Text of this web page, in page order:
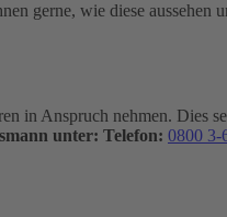
gerne, wie diese aussehen
in Anspruch nehmen. Dies
unter: Telefon: 0800 3-